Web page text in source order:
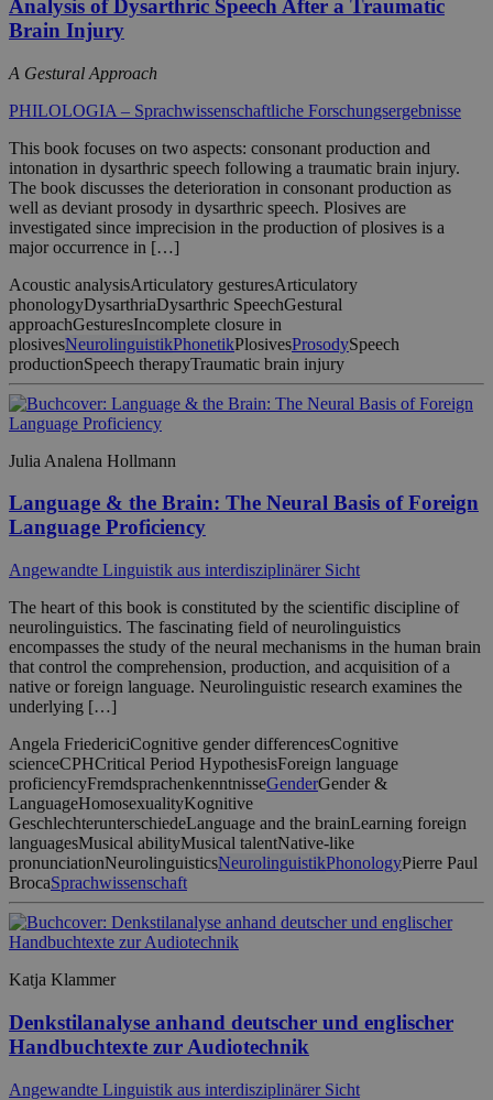
Analysis of Dysarthric Speech After a Traumatic
Brain Injury
A Gestural Approach
PHILOLOGIA – Sprachwissenschaftliche Forschungsergebnisse
This book focuses on two aspects: consonant production and
intonation in dysarthric speech following a traumatic brain injury.
The book discusses the deterioration in consonant production as
well as deviant prosody in dysarthric speech. Plosives are
investigated since imprecision in the production of plosives is a
major occurrence in […]
Acoustic analysisArticulatory gesturesArticulatory
phonologyDysarthriaDysarthric SpeechGestural
approachGesturesIncomplete closure in
plosivesNeurolinguistikPhonetikPlosivesProsodySpeech
productionSpeech therapyTraumatic brain injury
Julia Analena Hollmann
Language & the Brain: The Neural Basis of Foreign
Language Proficiency
Angewandte Linguistik aus interdisziplinärer Sicht
The heart of this book is constituted by the scientific discipline of
neurolinguistics. The fascinating field of neurolinguistics
encompasses the study of the neural mechanisms in the human brain
that control the comprehension, production, and acquisition of a
native or foreign language. Neurolinguistic research examines the
underlying […]
Angela FriedericiCognitive gender differencesCognitive
scienceCPHCritical Period HypothesisForeign language
proficiencyFremdsprachenkenntnisseGenderGender &
LanguageHomosexualityKognitive
GeschlechterunterschiedeLanguage and the brainLearning foreign
languagesMusical abilityMusical talentNative-like
pronunciationNeurolinguisticsNeurolinguistikPhonologyPierre Paul
BrocaSprachwissenschaft
Katja Klammer
Denkstilanalyse anhand deutscher und englischer
Handbuchtexte zur Audiotechnik
Angewandte Linguistik aus interdisziplinärer Sicht